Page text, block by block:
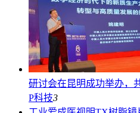
研讨会在昆明成功举办，
P科技3